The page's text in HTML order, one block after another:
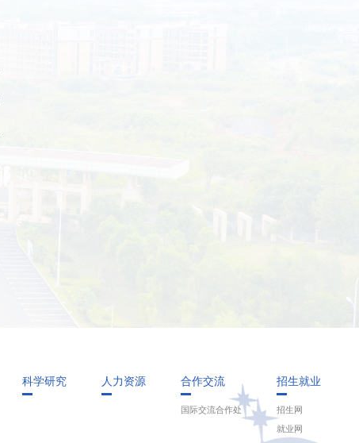
科学研究 人力资源 合作交流
国际交流合作处
招生就业
招生网
就业网